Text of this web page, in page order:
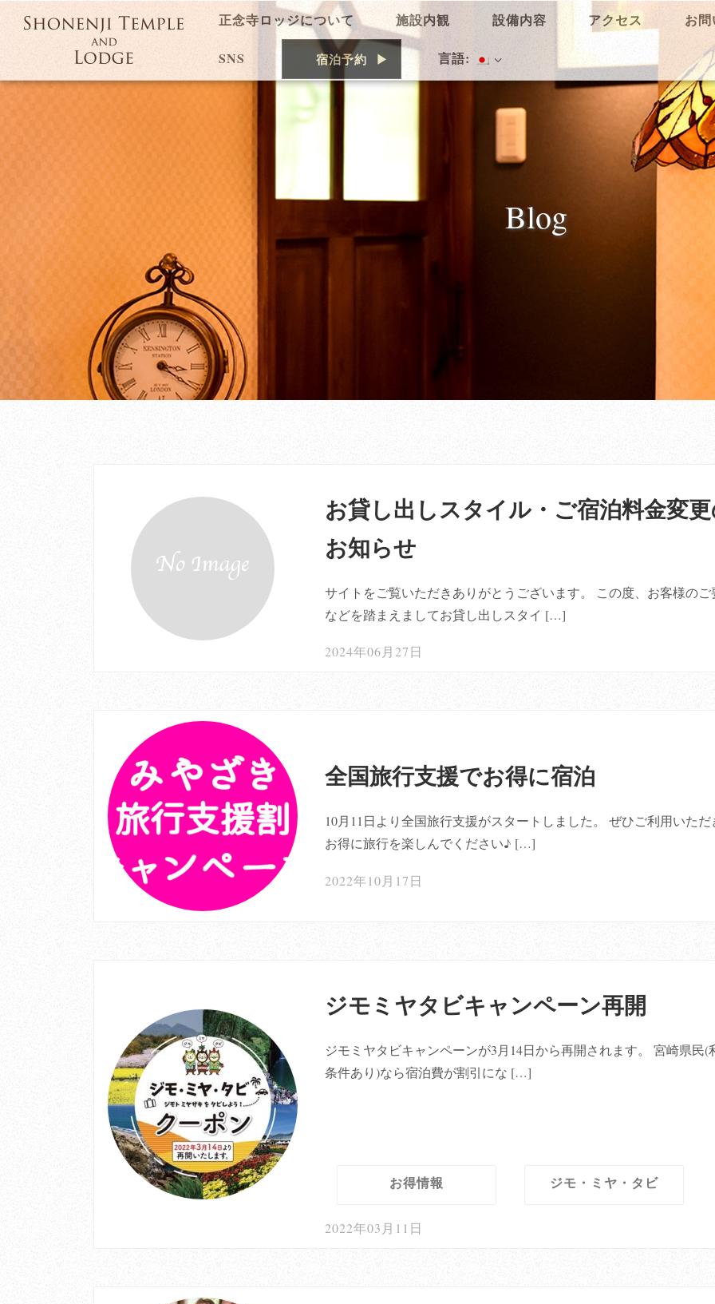
正念寺ロッジについて 施設内観 設備内容 アクセス お
SNS 宿泊予約 言語:
お貸し出しスタイル・ご宿泊料金変
お知らせ
サイトをご覧いただきありがとうございます。 この度、お客様のご
などを踏まえましてお貸し出しスタイ […]
2024年06月27日
全国旅行支援でお得に宿泊
10月11日より全国旅行支援がスタートしました。 ぜひご利用いただ
お得に旅行を楽しんでください♪ […]
2022年10月17日
ジモミヤタビキャンペーン再開
ジモミヤタビキャンペーンが3月14日から再開されます。 宮崎県民(
条件あり)なら宿泊費が割引にな […]
お得情報 ジモ・ミヤ・タビ
2022年03月11日